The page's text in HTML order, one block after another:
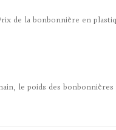
de la bonbonnière en
le poids des